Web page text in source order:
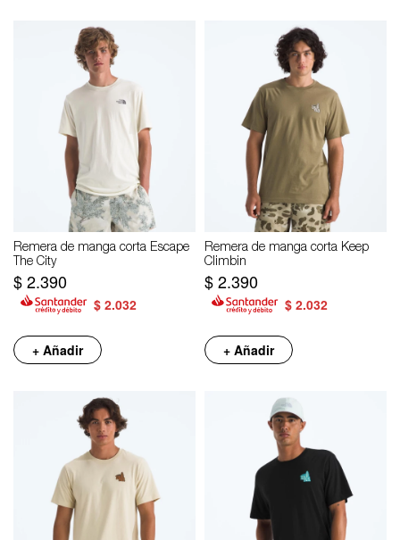
Remera de manga corta Escape
The City
$2.390
$ 2.032
+ Añadir
Remera de manga corta Keep
Climbin
$2.390
$ 2.032
+ Añadir